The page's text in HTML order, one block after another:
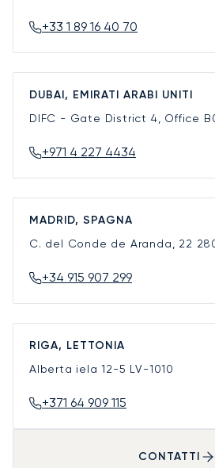
+33 1 89 16 40 70
DUBAI, EMIRATI ARABI UNITI
DIFC - Gate District 4, Office
+971 4 227 4434
MADRID, SPAGNA
C. del Conde de Aranda, 22
+34 915 907 299
RIGA, LETTONIA
Alberta iela 12-5 LV-1010
+371 64 909 115
CONTATTI